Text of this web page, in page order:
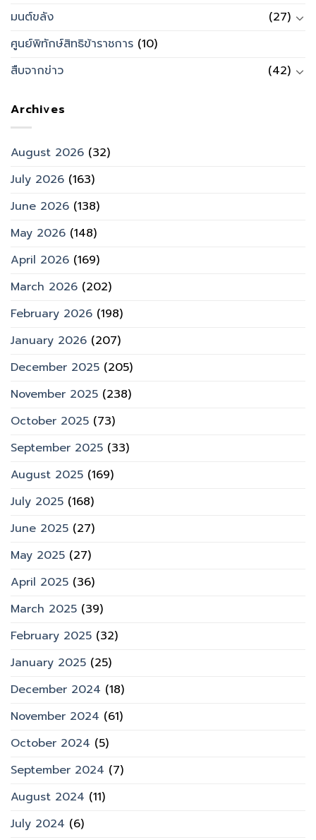
มนต์ขลัง
(27)
ศูนย์พิทักษ์สิทธิข้าราชการ (10)
สืบจากข่าว
(42)
Archives
August 2026 (32)
July 2026 (163)
June 2026 (138)
May 2026 (148)
April 2026 (169)
March 2026 (202)
February 2026 (198)
January 2026 (207)
December 2025 (205)
November 2025 (238)
October 2025 (73)
September 2025 (33)
August 2025 (169)
July 2025 (168)
June 2025 (27)
May 2025 (27)
April 2025 (36)
March 2025 (39)
February 2025 (32)
January 2025 (25)
December 2024 (18)
November 2024 (61)
October 2024 (5)
September 2024 (7)
August 2024 (11)
July 2024 (6)